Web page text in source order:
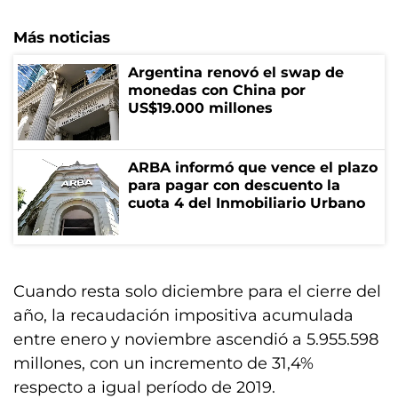
Más noticias
Argentina renovó el swap de
monedas con China por
US$19.000 millones
ARBA informó que vence el plazo
para pagar con descuento la
cuota 4 del Inmobiliario Urbano
Cuando resta solo diciembre para el cierre del
año, la recaudación impositiva acumulada
entre enero y noviembre ascendió a 5.955.598
millones, con un incremento de 31,4%
respecto a igual período de 2019.